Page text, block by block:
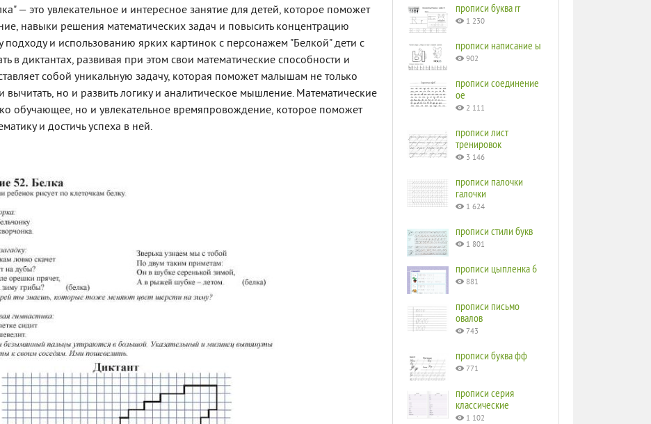
— это увлекательное и интересное занятие для детей, которое поможет
навыки решения математических задач и повысить концентрацию
подходу и использованию ярких картинок с персонажем "Белкой" дети с
в диктантах, развивая при этом свои математические способности и
собой уникальную задачу, которая поможет малышам не только
и вычитать, но и развить логику и аналитическое мышление. Математические
обучающее, но и увлекательное времяпровождение, которое поможет
и достичь успеха в ней.
прописи буква rr
1 230
прописи написание ы
902
прописи соединение
ое
2 111
прописи лист
тренировок
3 146
прописи палочки
галочки
1 624
прописи стили букв
1 801
прописи цыпленка 6
881
прописи письмо
овалов
743
прописи буква фф
771
прописи серия
классические
1 102